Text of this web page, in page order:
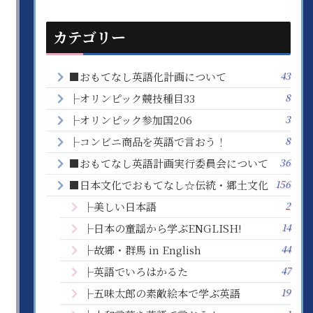
カテゴリー
■おもてなし英語化計画について 43
├オリンピック競技種目33 8
├オリンピック参加国206 3
├コンビニ商品を英語で言おう！ 8
■おもてなし英語計画実行委員会について 36
■日本文化でおもてなし☆伝統・郷土文化 156
├美しい日本語 2
├日本の童謡から学ぶENGLISH! 14
├故郷・群馬 in English 44
├英語でいろはかるた 47
├五味太郎の素敵絵本で学ぶ英語 19